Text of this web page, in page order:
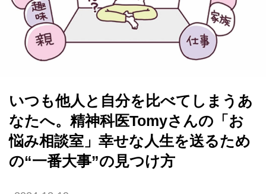
いつも他人と自分を比べてしまうあ
なたへ。精神科医Tomyさんの「お
悩み相談室」幸せな人生を送るため
の“一番大事”の見つけ方